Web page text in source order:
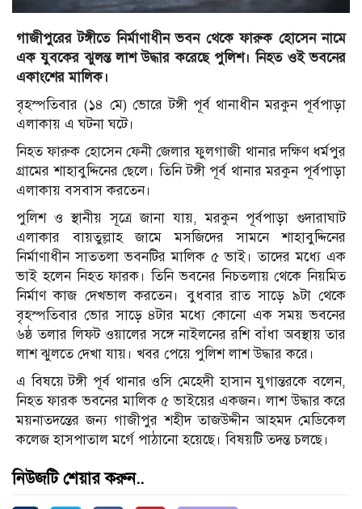
গাজীপুরের টঙ্গীতে নির্মাণাধীন ভবন থেকে ফারুক হোসেন নামে
এক যুবকের ঝুলন্ত লাশ উদ্ধার করেছে পুলিশ। নিহত ওই ভবনের
একাংশের মালিক।
বৃহস্পতিবার (১৪ মে) ভোরে টঙ্গী পূর্ব থানাধীন মরকুন পূর্বপাড়া
এলাকায় এ ঘটনা ঘটে।
নিহত ফারুক হোসেন ফেনী জেলার ফুলগাজী থানার দক্ষিণ ধর্মপুর
গ্রামের শাহাবুদ্দিনের ছেলে। তিনি টঙ্গী পূর্ব থানার মরকুন পূর্বপাড়া
এলাকায় বসবাস করতেন।
পুলিশ ও স্থানীয় সূত্রে জানা যায়, মরকুন পূর্বপাড়া গুদারাঘাট
এলাকার বায়তুল্লাহ জামে মসজিদের সামনে শাহাবুদ্দিনের
নির্মাণাধীন সাততলা ভবনটির মালিক ৫ ভাই। তাদের মধ্যে এক
ভাই হলেন নিহত ফারক। তিনি ভবনের নিচতলায় থেকে নিয়মিত
নির্মাণ কাজ দেখভাল করতেন। বুধবার রাত সাড়ে ৯টা থেকে
বৃহস্পতিবার ভোর সাড়ে ৪টার মধ্যে কোনো এক সময় ভবনের
৬ষ্ঠ তলার লিফট ওয়ালের সঙ্গে নাইলনের রশি বাঁধা অবস্থায় তার
লাশ ঝুলতে দেখা যায়। খবর পেয়ে পুলিশ লাশ উদ্ধার করে।
এ বিষয়ে টঙ্গী পূর্ব থানার ওসি মেহেদী হাসান যুগান্তরকে বলেন,
নিহত ফারক ভবনের মালিক ৫ ভাইয়ের একজন। লাশ উদ্ধার করে
ময়নাতদন্তের জন্য গাজীপুর শহীদ তাজউদ্দীন আহমদ মেডিকেল
কলেজ হাসপাতাল মর্গে পাঠানো হয়েছে। বিষয়টি তদন্ত চলছে।
নিউজটি শেয়ার করুন..